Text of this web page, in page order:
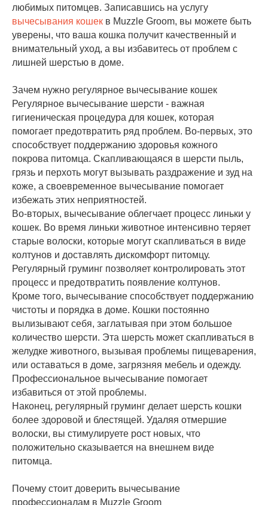
любимых питомцев. Записавшись на услугу
вычесывания кошек в Muzzle Groom, вы можете быть
уверены, что ваша кошка получит качественный и
внимательный уход, а вы избавитесь от проблем с
лишней шерстью в доме.
Зачем нужно регулярное вычесывание кошек
Регулярное вычесывание шерсти - важная
гигиеническая процедура для кошек, которая
помогает предотвратить ряд проблем. Во-первых, это
способствует поддержанию здоровья кожного
покрова питомца. Скапливающаяся в шерсти пыль,
грязь и перхоть могут вызывать раздражение и зуд на
коже, а своевременное вычесывание помогает
избежать этих неприятностей.
Во-вторых, вычесывание облегчает процесс линьки у
кошек. Во время линьки животное интенсивно теряет
старые волоски, которые могут скапливаться в виде
колтунов и доставлять дискомфорт питомцу.
Регулярный груминг позволяет контролировать этот
процесс и предотвратить появление колтунов.
Кроме того, вычесывание способствует поддержанию
чистоты и порядка в доме. Кошки постоянно
вылизывают себя, заглатывая при этом большое
количество шерсти. Эта шерсть может скапливаться в
желудке животного, вызывая проблемы пищеварения,
или оставаться в доме, загрязняя мебель и одежду.
Профессиональное вычесывание помогает
избавиться от этой проблемы.
Наконец, регулярный груминг делает шерсть кошки
более здоровой и блестящей. Удаляя отмершие
волоски, вы стимулируете рост новых, что
положительно сказывается на внешнем виде
питомца.
Почему стоит доверить вычесывание
профессионалам в Muzzle Groom